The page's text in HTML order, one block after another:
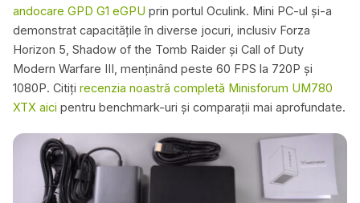
andocare GPD G1 eGPU prin portul Oculink. Mini PC-ul și-a
demonstrat capacitățile în diverse jocuri, inclusiv Forza
Horizon 5, Shadow of the Tomb Raider și Call of Duty
Modern Warfare III, menținând peste 60 FPS la 720P și
1080P. Citiți recenzia noastră completă Minisforum UM780
XTX aici pentru benchmark-uri și comparații mai aprofundate.